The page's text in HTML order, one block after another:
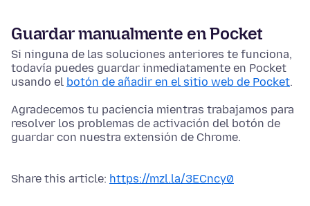
Guardar manualmente en Pocket
Si ninguna de las soluciones anteriores te funciona,
todavía puedes guardar inmediatamente en Pocket
usando el botón de añadir en el sitio web de Pocket.
Agradecemos tu paciencia mientras trabajamos para
resolver los problemas de activación del botón de
guardar con nuestra extensión de Chrome.
Share this article: https://mzl.la/3ECncy0